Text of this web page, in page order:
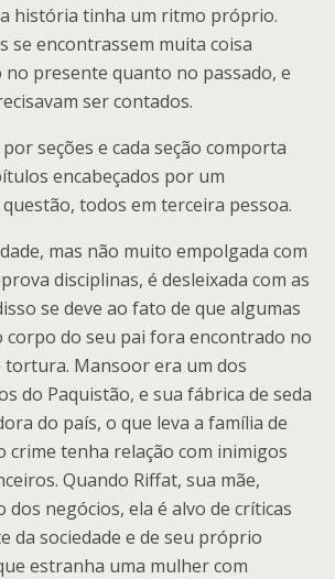
história tinha um ritmo próprio.
se encontrassem muita coisa
presente quanto no passado, e
ser contados.
seções e cada seção comporta
encabeçados por um
todos em terceira pessoa.
mas não muito empolgada com
disciplinas, é desleixada com as
se deve ao fato de que algumas
corpo do seu pai fora encontrado no
tortura. Mansoor era um dos
do Paquistão, e sua fábrica de seda
do país, o que leva a família de
crime tenha relação com inimigos
Quando Riffat, sua mãe,
dos negócios, ela é alvo de críticas
da sociedade e de seu próprio
estranha uma mulher com